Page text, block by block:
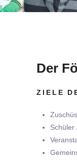
Der
ZIELE
Schüler